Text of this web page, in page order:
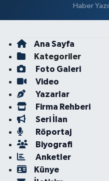
Haber
Ana Sayfa
Kategoriler
Foto Galeri
Video
Yazarlar
Firma Rehberi
Seri İlan
Röportaj
Biyografi
Anketler
Künye